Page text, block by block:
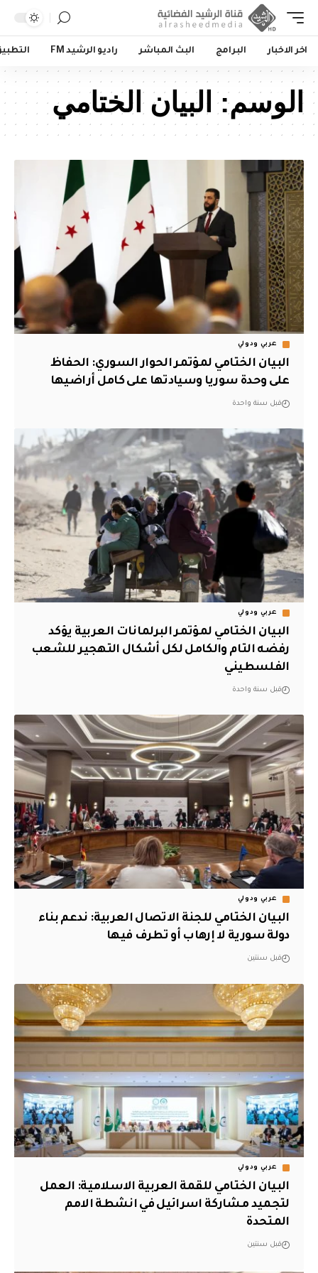
اخر الاخبار البرامج البث المباشر راديو الرشيد FM
الوسم: البيان الختامي
عربي ودولي
البيان الختامي لمؤتمر الحوار السوري: الحفاظ
على وحدة سوريا وسيادتها على كامل أراضيها
قبل سنة واحدة
عربي ودولي
البيان الختامي لمؤتمر البرلمانات العربية يؤكد
رفضه التام والكامل لكل أشكال التهجير للشعب
الفلسطيني
قبل سنة واحدة
عربي ودولي
البيان الختامي للجنة الاتصال العربية: ندعم بناء
دولة سورية لا إرهاب أو تطرف فيها
قبل سنتين
عربي ودولي
البيان الختامي للقمة العربية الاسلامية: العمل
لتجميد مشاركة اسرائيل في انشطة الامم
المتحدة
قبل سنتين